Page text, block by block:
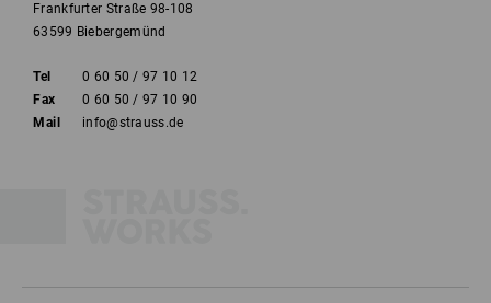
Frankfurter Straße 98-108
63599 Biebergemünd
Tel
0 60 50 / 97 10 12
Fax
0 60 50 / 97 10 90
Mail
info@strauss.de